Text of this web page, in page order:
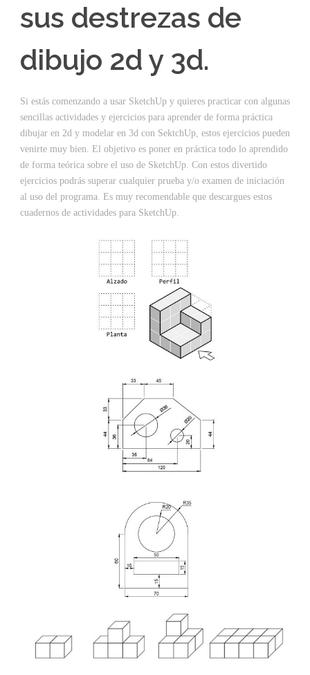
sus destrezas de
dibujo 2d y 3d.
Si estás comenzando a usar SketchUp y quieres practicar con algunas
sencillas actividades y ejercicios para aprender de forma práctica
dibujar en 2d y modelar en 3d con SektchUp, estos ejercicios pueden
venirte muy bien. El objetivo es poner en práctica todo lo aprendido
de forma teórica sobre el uso de SketchUp. Con estos divertido
ejercicios podrás superar cualquier prueba y/o examen de iniciación
al uso del programa. Es muy recomendable que descargues estos
cuadernos de actividades para SketchUp.